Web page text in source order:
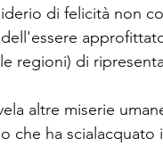
di felicità non
regioni) di
altre miserie
che ha